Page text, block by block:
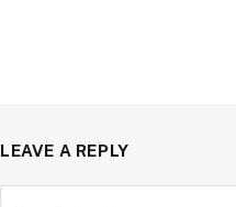
LEAVE A REPLY